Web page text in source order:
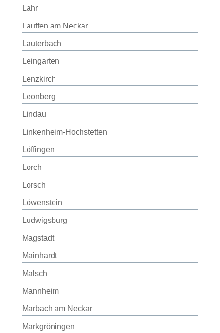
Lahr
Lauffen am Neckar
Lauterbach
Leingarten
Lenzkirch
Leonberg
Lindau
Linkenheim-Hochstetten
Löffingen
Lorch
Lorsch
Löwenstein
Ludwigsburg
Magstadt
Mainhardt
Malsch
Mannheim
Marbach am Neckar
Markgröningen